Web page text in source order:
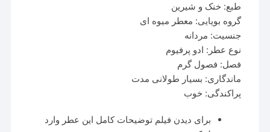
طبع: خنک و شیرین
گروه بویایی: معطر میوه ای
جنسیت: مردانه
نوع عطر: ادو پرفیوم
فصل: فصول گرم
ماندگاری: بسیار طولانی مدت
پراکندگی: خوب
برای دیدن فیلم توضیحات کامل این عطر وارد